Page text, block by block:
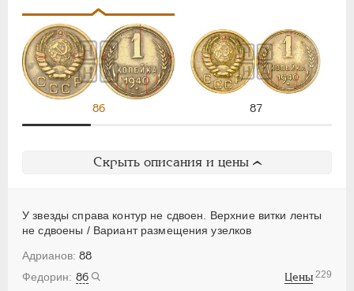
86 87
Скрыть описания и цены
У звезды справа контур не сдвоен. Верхние витки ленты
не сдвоены / Вариант размещения узелков
88
86
Цены 229